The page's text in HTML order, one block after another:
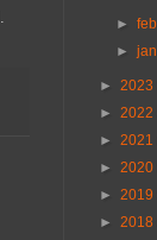
►
►
► 2023
► 2022
► 2021
► 2020
► 2019
► 2018